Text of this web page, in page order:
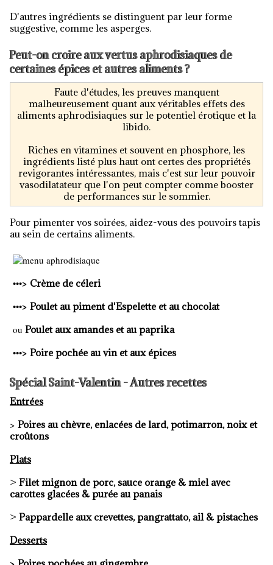
D'autres ingrédients se distinguent par leur forme
suggestive, comme les asperges.
Peut-on croire aux vertus aphrodisiaques de
certaines épices et autres aliments ?
Faute d'études, les preuves manquent
malheureusement quant aux véritables effets des
aliments aphrodisiaques sur le potentiel érotique et la
libido.
Riches en vitamines et souvent en phosphore, les
ingrédients listé plus haut ont certes des propriétés
revigorantes intéressantes, mais c'est sur leur pouvoir
vasodilatateur que l'on peut compter comme booster
de performances sur le sommier.
Pour pimenter vos soirées, aidez-vous des pouvoirs tapis
au sein de certains aliments.
•••> Crème de céleri
•••> Poulet au piment d'Espelette et au chocolat
ou Poulet aux amandes et au paprika
•••> Poire pochée au vin et aux épices
Spécial Saint-Valentin - Autres recettes
Entrées
> Poires au chèvre, enlacées de lard, potimarron, noix et
croûtons
Plats
> Filet mignon de porc, sauce orange & miel avec
carottes glacées & purée au panais
> Pappardelle aux crevettes, pangrattato, ail & pistaches
Desserts